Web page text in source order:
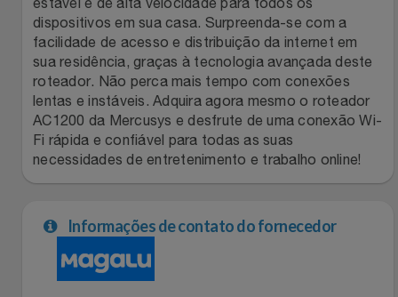
Jogos E Consoles
Malas E Mochilas
Mercado
Magalu
Meu Resgate Favorito
Mondial
Mormaii
Natura
Pontos Por Opiniões
Portal Das Malas
Renner
Sams Club
dispositivos em sua casa. Surpreenda-se com a
facilidade de acesso e distribuição da internet em
sua residência, graças à tecnologia avançada deste
roteador. Não perca mais tempo com conexões
lentas e instáveis. Adquira agora mesmo o roteador
AC1200 da Mercusys e desfrute de uma conexão Wi-
Fi rápida e confiável para todas as suas
necessidades de entretenimento e trabalho online!
Informações de contato do fornecedor